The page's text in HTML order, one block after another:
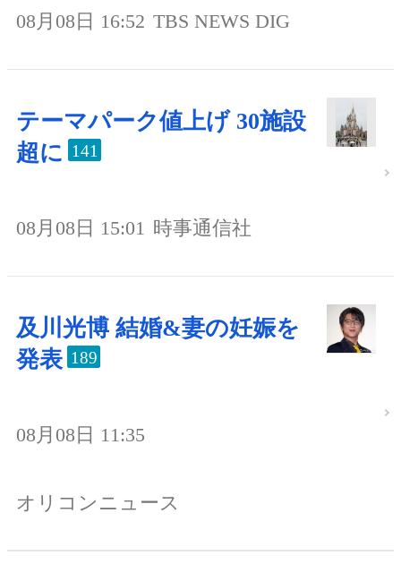
08月08日 16:52 TBS NEWS DIG
テーマパーク値上げ 30施設
超に 141
08月08日 15:01 時事通信社
及川光博 結婚&妻の妊娠を
発表 189
08月08日 11:35
オリコンニュース